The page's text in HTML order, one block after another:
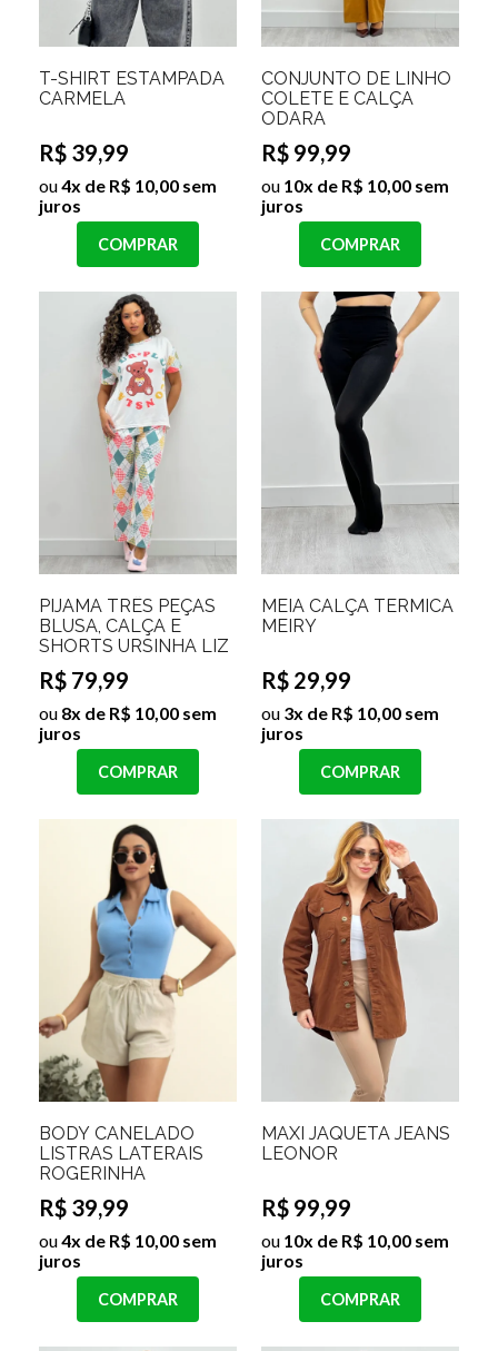
T-SHIRT ESTAMPADA
CARMELA
R$ 39,99
ou4x de R$ 10,00 sem
juros
COMPRAR
CONJUNTO DE LINHO
COLETE E CALÇA
ODARA
R$ 99,99
ou 10x de R$ 10,00 sem
juros
COMPRAR
PIJAMA TRÊS PEÇAS
BLUSA, CALÇA E
SHORTS URSINHA LIZ
R$ 79,99
ou 8x de R$ 10,00 sem
juros
COMPRAR
MEIA CALÇA TERMICA
MEIRY
R$ 29,99
ou 3x de R$ 10,00 sem
juros
COMPRAR
BODY CANELADO
LISTRAS LATERAIS
ROGERINHA
R$ 39,99
ou4x de R$ 10,00 sem
juros
COMPRAR
MAXI JAQUETA JEANS
LEONOR
R$ 99,99
ou 10x de R$ 10,00 sem
juros
COMPRAR